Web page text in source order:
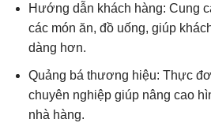
Hướng dẫn khách hàng: Cung
các món ăn, đồ uống, giúp
dàng hơn.
Quảng bá thương hiệu: Thực
chuyên nghiệp giúp nâng cao
nhà hàng.